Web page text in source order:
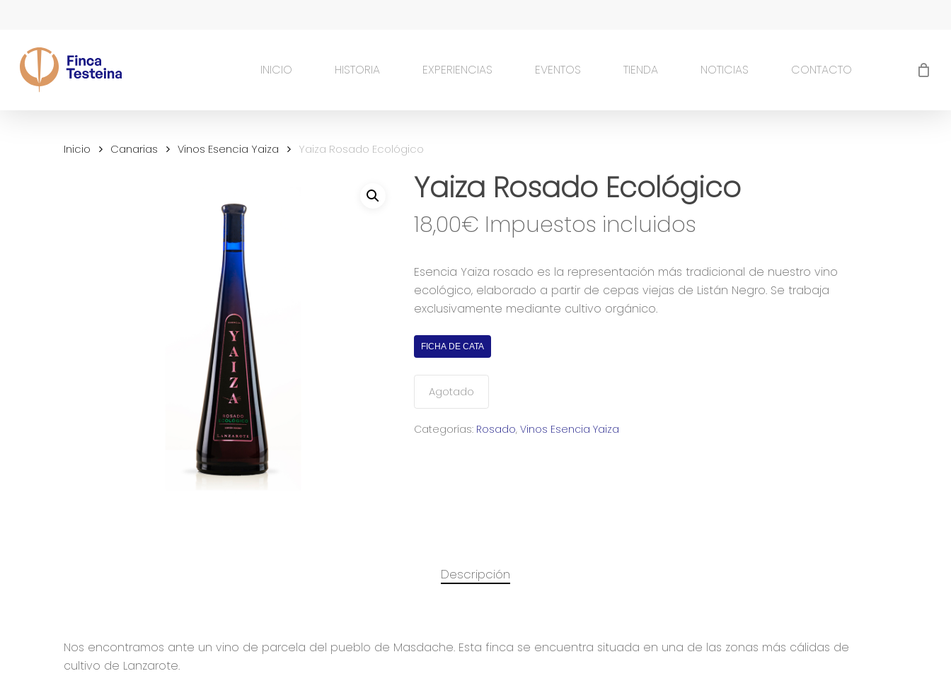
content
INICIO HISTORIA EXPERIENCIAS EVENTOS TIENDA NOTICIAS CONTACTO
Inicio Canarias Vinos Esencia Yaiza Yaiza Rosado Ecológico
Yaiza Rosado Ecológico
18,00€
Esencia Yaiza rosado es la representación más tradicional de nuestro vino
ecológico, elaborado a partir de cepas viejas de Listán Negro. Se trabaja
exclusivamente mediante cultivo orgánico.
FICHA DE CATA
Agotado
Categorías: Rosado, Vinos Esencia Yaiza
Descripción
Nos encontramos ante un vino de parcela del pueblo de Masdache. Esta finca se encuentra situada en una de las zonas más cálidas de
cultivo de Lanzarote.